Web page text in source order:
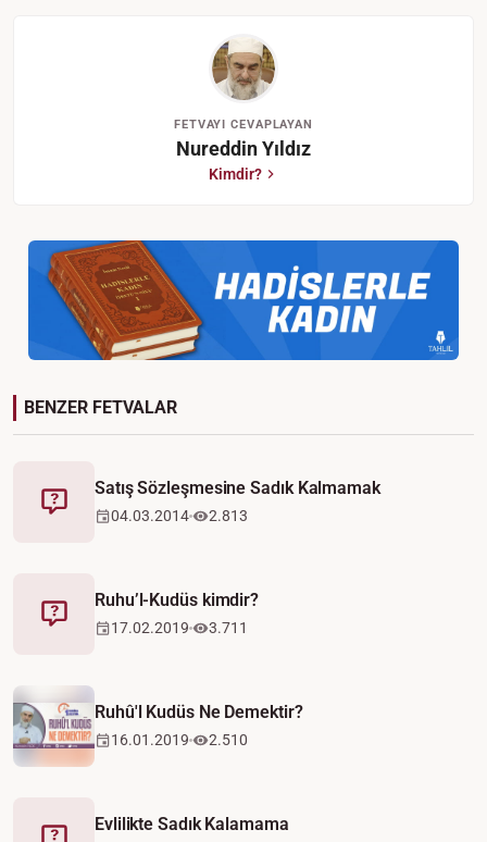
FETVAYI CEVAPLAYAN
Nureddin Yıldız
Kimdir?
BENZER FETVALAR
Fetva
Satış Sözleşmesine Sadık Kalmamak
04.03.2014 2.813
Fetva
Ruhu’l-Kudüs kimdir?
17.02.2019 3.711
Video
Ruhû'l Kudüs Ne Demektir?
16.01.2019 2.510
Evlilikte Sadık Kalamama